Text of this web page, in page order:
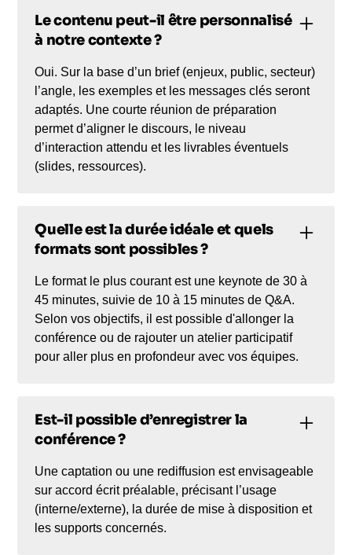
Le contenu peut-il être personnalisé
à notre contexte ?
Oui. Sur la base d’un brief (enjeux, public, secteur)
l’angle, les exemples et les messages clés seront
adaptés. Une courte réunion de préparation
permet d’aligner le discours, le niveau
d’interaction attendu et les livrables éventuels
(slides, ressources).
Quelle est la durée idéale et quels
formats sont possibles ?
Le format le plus courant est une keynote de 30 à
45 minutes, suivie de 10 à 15 minutes de Q&A.
Selon vos objectifs, il est possible d'allonger la
conférence ou de rajouter un atelier participatif
pour aller plus en profondeur avec vos équipes.
Est-il possible d’enregistrer la
conférence ?
Une captation ou une rediffusion est envisageable
sur accord écrit préalable, précisant l’usage
(interne/externe), la durée de mise à disposition et
les supports concernés.